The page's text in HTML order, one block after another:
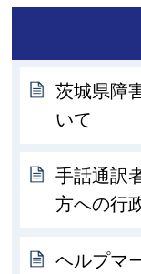
茨城県障
いて
手話通訳
方への行
ヘルプマ